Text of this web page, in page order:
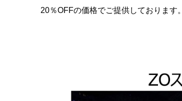
20％OFFの価格でご提供しております。